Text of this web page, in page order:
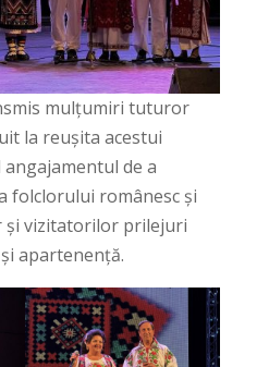
mulțumiri tuturor
la reușita acestui
de a
folclorului românesc și
și vizitatorilor prilejuri
apartenență.